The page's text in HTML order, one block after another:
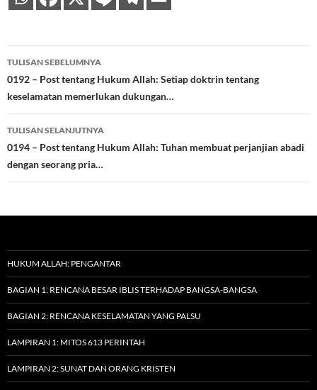
Navigasi
Tulisan
TULISAN SEBELUMNYA
0192 – Post tentang Hukum Allah: Setiap doktrin tentang
keselamatan memerlukan dukungan…
TULISAN SELANJUTNYA
0194 – Post tentang Hukum Allah: Tuhan membuat perjanjian abadi
dengan seorang pria…
HUKUM ALLAH: PENGANTAR
BAGIAN 1: RENCANA BESAR IBLIS TERHADAP BANGSA-BANGSA
BAGIAN 2: RENCANA KESELAMATAN YANG PALSU
LAMPIRAN 1: MITOS 613 PERINTAH
LAMPIRAN 2: SUNAT DAN ORANG KRISTEN